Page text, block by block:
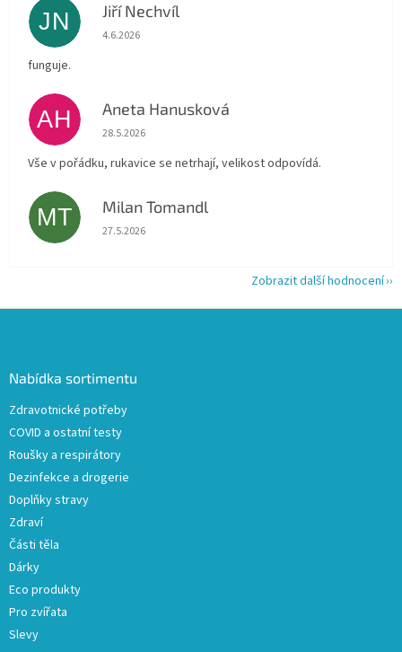
JN Jiří Nechvíl
Hodnocení obchodu je 5 z 5 hvězdiček.
4.6.2026
funguje.
AH Aneta Hanusková
Hodnocení obchodu je 5 z 5 hvězdiček.
28.5.2026
Vše v pořádku, rukavice se netrhají, velikost odpovídá.
MT Milan Tomandl
Hodnocení obchodu je 5 z 5 hvězdiček.
27.5.2026
Zobrazit další hodnocení
Nabídka sortimentu
Zdravotnické potřeby
COVID a ostatní testy
Roušky a respirátory
Dezinfekce a drogerie
Doplňky stravy
Zdraví
Části těla
Dárky
Eco produkty
Pro zvířata
Slevy